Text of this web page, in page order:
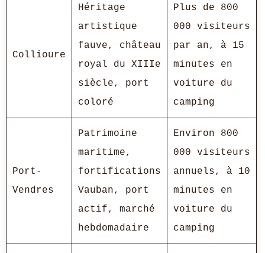
Collioure
Héritage
artistique
fauve, château
royal du XIIIe
siècle, port
coloré
Plus de 800
000 visiteurs
par an, à 15
minutes en
voiture du
camping
Port-
Vendres
Patrimoine
maritime,
fortifications
Vauban, port
actif, marché
hebdomadaire
Environ 800
000 visiteurs
annuels, à 10
minutes en
voiture du
camping